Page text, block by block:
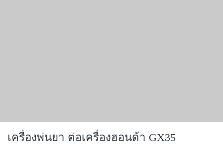
เครื่องพ่นยา ต่อเครื่องฮอนด้า GX35